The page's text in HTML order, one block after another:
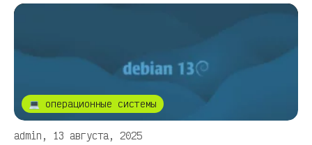
💻 операционные системы
admin, 13 августа, 2025